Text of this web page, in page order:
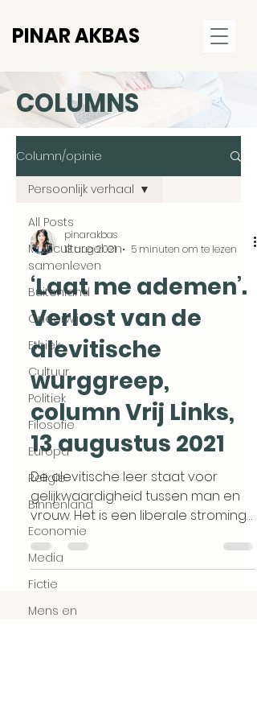
PINAR AKBAS
COLUMNS
Column/opinie
All Posts
Multicultureel en
samenleven
Buitenland
Onderwijs
Ethiek
Cultuur
Politiek
Filosofie
Europa
Religie
Binnenland
Economie
Media
Fictie
Mens en
Persoonlijk verhaal
pinarakbas
13 aug 2021
5 minuten om te lezen
‘Laat me ademen’.
Verlost van de
alevitische
wurggreep,
column Vrij Links,
13 augustus 2021
De alevitische leer staat voor
gelijkwaardigheid tussen man en
vrouw. Het is een liberale stroming
binnen de islam en kent geboden
noch...